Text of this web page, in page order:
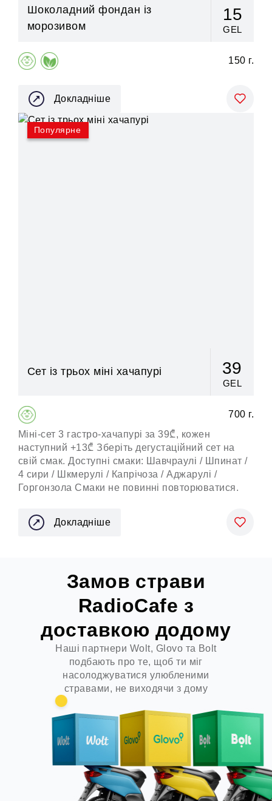
Шоколадний фондан із
морозивом
15
GEL
150 г.
Докладніше
Популярне
Сет із трьох міні хачапурі 39
GEL
700 г.
Міні-сет 3 гастро-хачапурі за 39₾, кожен
наступний +13₾ Зберіть дегустаційний сет на
свій смак. Доступні смаки: Шавчраулі / Шпинат /
4 сири / Шкмерулі / Капрічоза / Аджарулі /
Горгонзола Смаки не повинні повторюватися.
Докладніше
Замов страви
RadioСafe з
доставкою додому
Наші партнери Wolt, Glovo та Bolt
подбають про те, щоб ти міг
насолоджуватися улюбленими
стравами, не виходячи з дому